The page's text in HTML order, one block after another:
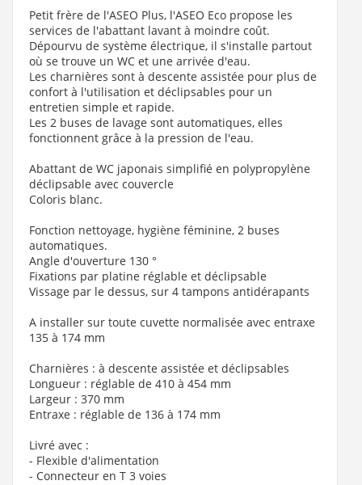
Petit frère de l'ASEO Plus, l'ASEO Eco propose les
services de l'abattant lavant à moindre coût.
Dépourvu de système électrique, il s'installe partout
où se trouve un WC et une arrivée d'eau.
Les charnières sont à descente assistée pour plus de
confort à l'utilisation et déclipsables pour un
entretien simple et rapide.
Les 2 buses de lavage sont automatiques, elles
fonctionnent grâce à la pression de l'eau.
Abattant de WC japonais simplifié en polypropylène
déclipsable avec couvercle
Coloris blanc.
Fonction nettoyage, hygiène féminine, 2 buses
automatiques.
Angle d'ouverture 130 °
Fixations par platine réglable et déclipsable
Vissage par le dessus, sur 4 tampons antidérapants
A installer sur toute cuvette normalisée avec entraxe
135 à 174 mm
Charnières : à descente assistée et déclipsables
Longueur : réglable de 410 à 454 mm
Largeur : 370 mm
Entraxe : réglable de 136 à 174 mm
Livré avec :
- Flexible d'alimentation
- Connecteur en T 3 voies